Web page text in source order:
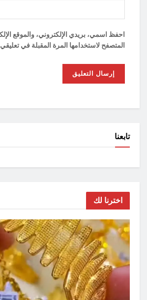
احفظ اسمي، بريدي الإلكتروني، والموقع
المتصفح لاستخدامها المرة المقبلة في
تابعنا
اخترنا لك